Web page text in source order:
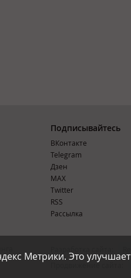
Метрики. Это улучшает
Подписывайтесь
ВКонтакте
Telegram
Дзен
MAX
Тwitter
RSS
Рассылка
Продвижение сайта